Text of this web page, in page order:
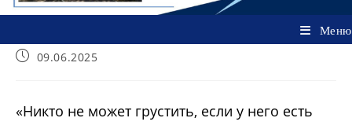
Меню
Запись09.06.2025
«Никто не может грустить, если у него есть